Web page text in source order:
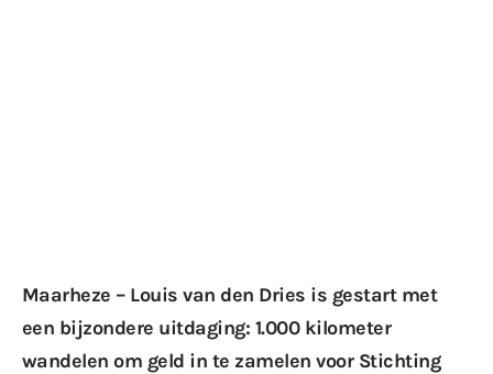
Maarheze – Louis van den Dries is gestart met
een bijzondere uitdaging: 1.000 kilometer
wandelen om geld in te zamelen voor Stichting